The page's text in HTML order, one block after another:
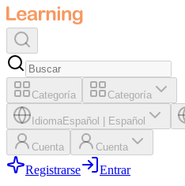
Categoría Categoría
IdiomaEspañol Español
Cuenta Cuenta
Registrarse Entrar